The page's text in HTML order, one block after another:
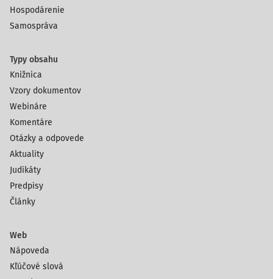
Hospodárenie
Samospráva
Typy obsahu
Knižnica
Vzory dokumentov
Webináre
Komentáre
Otázky a odpovede
Aktuality
Judikáty
Predpisy
Články
Web
Nápoveda
Kľúčové slová